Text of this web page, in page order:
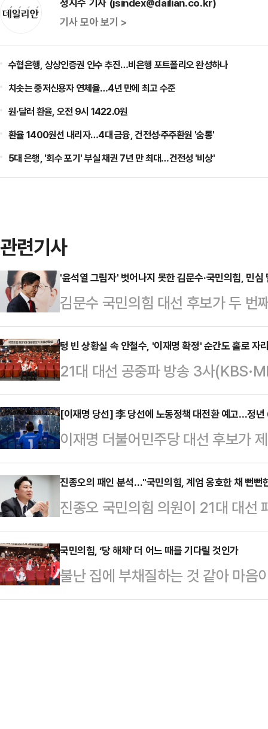
기사 모아 보기 >
수협은행, 상상인증권 인수 추진…비은행 포트폴리오 완성하나
치솟는 중저신용자 연체율…4년 만에 최고 수준
원·달러 환율, 오전 9시 1422.0원
환율 1400원선 내리자…4대 금융, 건전성·주주환원 '숨통'
5대 은행, '회수 포기' 부실 채권 7년 만 최대…건전성 '비상'
관련기사
'윤석열 그림자' 벗어나지 못한 김문수·국민의힘, 민심
김문수 국민의힘 대선 후보가 두 번
완등에 실패했다. 이번 대선이 윤석
발돼 윤 전 대통령과 구(舊) 여당인
대선 기간 내내 윤 전 대통령의 그
로 꼽힌다.김문수 후보는 4일 새벽
을 열어 "국민의 선택을 겸허하게
해서 함께 뛰어준 당원 동지 여러
"대한민…
텅 빈 상황실 속 안철수, '이재명 확정' 순간도 홀로 자
21대 대선 공중파 방송 3사
민의힘 대선 개표상황실이 텅 비었
은 끝까지 자리를 지켜 이목이 집중
당선이 사실상 확정된 순간에도, 안
거운 마음으로 상황실을 지킨 것이
면 김문수 대선 후보의 득표율은
후보는 51.7%의 득표율을 기록했
동 원내대표, 공동선…
[이재명 당선] 李 당선에 노동정책 대전환 예고…정년
이재명 더불어민주당 대선 후보가
전반에 걸쳐 큰 변화가 예고된다.4
대통령으로 당선되면서 주 4.5일제
당선인의 노동공약 중 대표적인 하
줄이면서도 임금 수준은 그대로 유
요일 반일 근무를 정착시키는 방식
간에서 36시간으로 단축하겠다는
근로기준법에 명문화…
진종오의 패인 분석…"국민의힘, 계엄 옹호한 채 뻔뻔
진종오 국민의힘 의원이 21대 대선
오만함과 결정적 책임이 우리에게
와, 더불어민주당과 야당에게, 이를
는 그 모든 것의 악행을 국민들께서
종오 의원은 3일 밤 페이스북에 "우
국민의힘, ‘당 해체’ 더 어느 때를 기다릴 것인가
불난 집에 부채질하는 것 같아 마음
야겠다.“국민의힘 지금 해체하세요